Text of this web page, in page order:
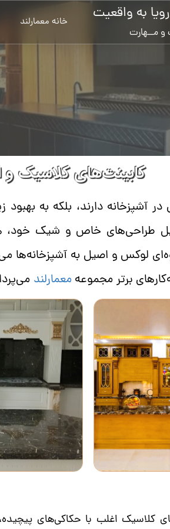
و مــهارت
به واقعیت خانه معمارلند
کابینت‌های کلاسیک و
آشپزخانه دارند، بلکه به
طراحی‌های خاص و شیک خود،
لوکس و اصیل به آشپزخانه‌ها
برتر مجموعه معمارلند
کلاسیک اغلب با حکاکی‌های